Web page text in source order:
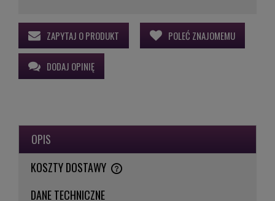
ZAPYTAJ O PRODUKT POLEĆ ZNAJOMEMU
DODAJ OPINIĘ
OPIS
KOSZTY DOSTAWY
CENA NIE ZAWIERA EWENTUALNYCH KOSZTÓW PŁATNOŚCI
DANE TECHNICZNE